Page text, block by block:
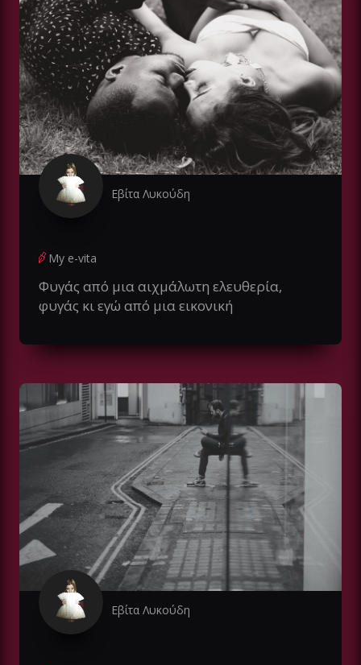
Εβίτα Λυκούδη
My e-vita
Φυγάς από μια αιχμάλωτη ελευθερία,
φυγάς κι εγώ από μια εικονική
Εβίτα Λυκούδη